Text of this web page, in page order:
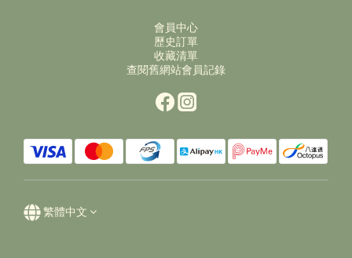
會員中心
歷史訂單
收藏清單
查閱舊網站會員記錄
繁體中文